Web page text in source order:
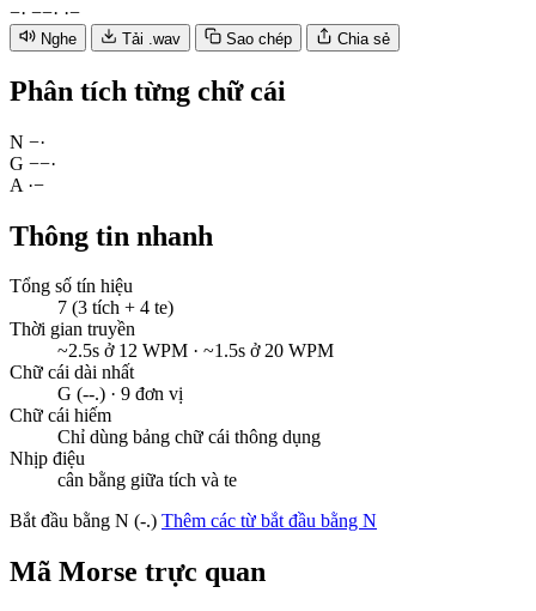
−· −−· ·−
Nghe Tải .wav Sao chép Chia sẻ
Phân tích từng chữ cái
N −·
G −−·
A ·−
Thông tin nhanh
Tổng số tín hiệu
7 (3 tích + 4 te)
Thời gian truyền
~2.5s ở 12 WPM · ~1.5s ở 20 WPM
Chữ cái dài nhất
G (--.) · 9 đơn vị
Chữ cái hiếm
Chỉ dùng bảng chữ cái thông dụng
Nhịp điệu
cân bằng giữa tích và te
Bắt đầu bằng N (-.) Thêm các từ bắt đầu bằng N
Mã Morse trực quan